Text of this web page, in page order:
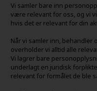
Vi samler bare inn
være relevant for oss, og vi
hvis det er relevant for din
Når vi samler inn, behandler
overholder vi alltid alle
Vi lagrer bare
underlagt en juridisk
relevant for formålet de ble